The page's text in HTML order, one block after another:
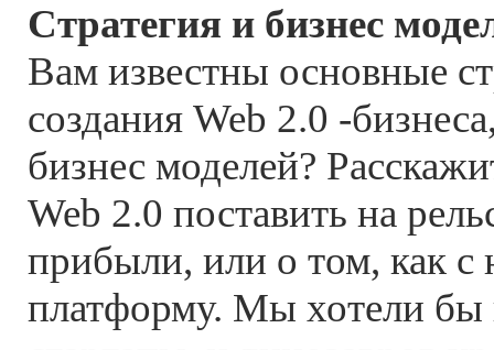
Стратегия и бизнес
Вам известны основные
создания Web 2.0 -
бизнес моделей?
Web 2.0 поставить на
прибыли, или о том, как с
платформу. Мы хотели бы